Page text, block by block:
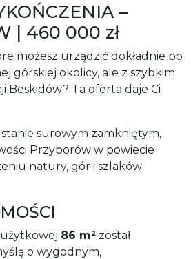
–
| 460 000 zł
możesz urządzić dokładnie po
górskiej okolicy, ale z szybkim
Beskidów? Ta oferta daje Ci
surowym zamkniętym,
Przyborów w powiecie
natury, gór i szlaków
86 m² został
o wygodnym,